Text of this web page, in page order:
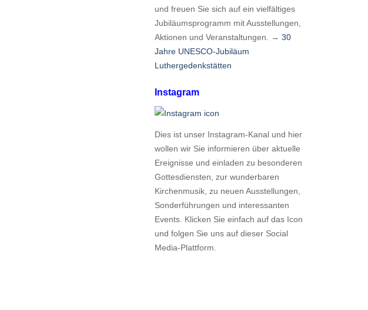
und freuen Sie sich auf ein vielfältiges
Jubiläumsprogramm mit Ausstellungen,
Aktionen und Veranstaltungen. → 30
Jahre UNESCO-Jubiläum
Luthergedenkstätten
Instagram
Dies ist unser Instagram-Kanal und hier
wollen wir Sie informieren über aktuelle
Ereignisse und einladen zu besonderen
Gottesdiensten, zur wunderbaren
Kirchenmusik, zu neuen Ausstellungen,
Sonderführungen und interessanten
Events. Klicken Sie einfach auf das Icon
und folgen Sie uns auf dieser Social
Media-Plattform.